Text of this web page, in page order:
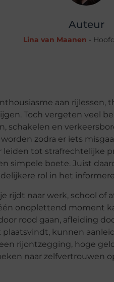
Auteur
Lina van Maanen -
aan rijlessen,
Toch vergeten veel
schakelen en
zodra er iets
tot strafrechtelijke
simpele boete. Juist
rol in het
rijdt naar werk, school of
onoplettend moment
rood gaan, afleiding
kunnen
rijontzegging, hoge
naar zelfvertrouwen